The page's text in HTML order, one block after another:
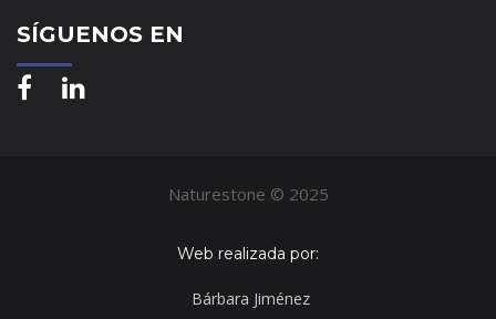
SÍGUENOS EN
Naturestone © 2025
Web realizada por:
Bárbara Jiménez